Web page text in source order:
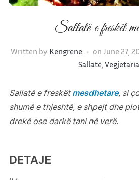
Sallatë e freskët
Written by Kengrene on June 27,
Sallatë
Sallatë e freskët mesdhetare, si
shumë e thjeshtë, e shpejt dhe
drekë ose darkë tani në verë.
DETAJE